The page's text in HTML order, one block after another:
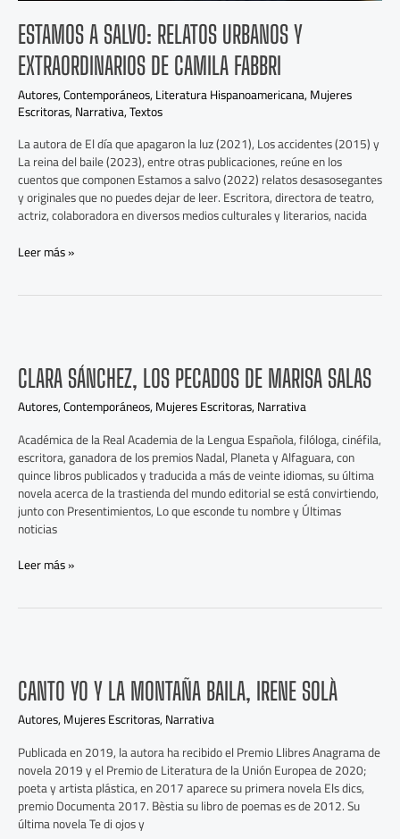
ESTAMOS A SALVO: RELATOS URBANOS Y
EXTRAORDINARIOS DE CAMILA FABBRI
Autores,Contemporáneos,Literatura Hispanoamericana,Mujeres
Escritoras,Narrativa,Textos
La autora de El día que apagaron la luz (2021), Los accidentes (2015) y
La reina del baile (2023), entre otras publicaciones, reúne en los
cuentos que componen Estamos a salvo (2022) relatos desasosegantes
y originales que no puedes dejar de leer. Escritora, directora de teatro,
actriz, colaboradora en diversos medios culturales y literarios, nacida
Leer más »
CLARA SÁNCHEZ, LOS PECADOS DE MARISA SALAS
Autores,Contemporáneos,Mujeres Escritoras,Narrativa
Académica de la Real Academia de la Lengua Española, filóloga, cinéfila,
escritora, ganadora de los premios Nadal, Planeta y Alfaguara, con
quince libros publicados y traducida a más de veinte idiomas, su última
novela acerca de la trastienda del mundo editorial se está convirtiendo,
junto con Presentimientos, Lo que esconde tu nombre y Últimas
noticias
Los
pecados
de
Salas
Leer más »
CANTO YO Y LA MONTAÑA BAILA, IRENE SOLÀ
Autores,Mujeres Escritoras,Narrativa
Publicada en 2019, la autora ha recibido el Premio Llibres Anagrama de
novela 2019 y el Premio de Literatura de la Unión Europea de 2020;
poeta y artista plástica, en 2017 aparece su primera novela Els dics,
premio Documenta 2017. Bèstia su libro de poemas es de 2012. Su
última novela Te di ojos y
y
la
montaña
Irene
Solà